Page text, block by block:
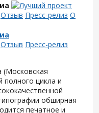
Отзыв Пресс-релиз О
Отзыв Пресс-релиз
(Московская
полного цикла и
обширная
печатное и